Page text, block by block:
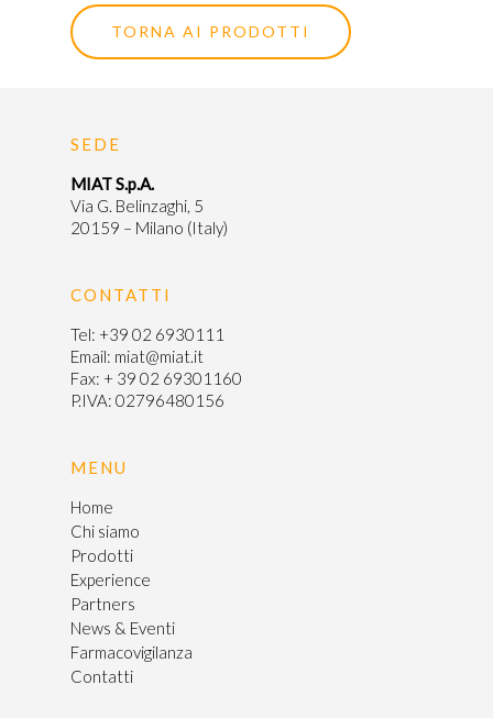
TORNA AI PRODOTTI
SEDE
MIAT S.p.A.
Via G. Belinzaghi, 5
20159 – Milano (Italy)
CONTATTI
Tel: +39 02 6930111
Email: miat@miat.it
Fax: + 39 02 69301160
P.IVA: 02796480156
MENU
Home
Chi siamo
Prodotti
Experience
Partners
News & Eventi
Farmacovigilanza
Contatti
API’s
Experience